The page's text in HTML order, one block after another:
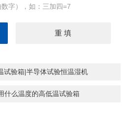
字），如：三加四=7
试验箱|半导体试验恒温湿机
什么温度的高低温试验箱